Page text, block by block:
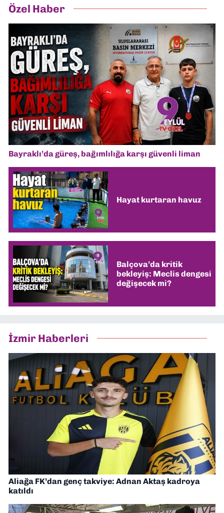
Özel Haber
Bayraklı’da güreş, bağımlılığa karşı güvenli liman
Hayat kurtaran havuz
Balçova’da kritik
bekleyiş: Meclis dengesi
değişecek mi?
İzmir Haberleri
Aliağa FK’dan genç takviye: Adnan Aktaş kadroya
katıldı